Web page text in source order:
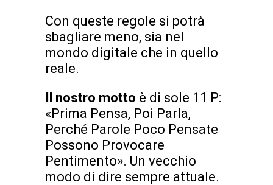
Con queste regole si potrà
sbagliare meno, sia nel
mondo digitale che in quello
reale.
Il nostro motto è di sole 11 P:
«Prima Pensa, Poi Parla,
Perché Parole Poco Pensate
Possono Provocare
Pentimento». Un vecchio
modo di dire sempre attuale.